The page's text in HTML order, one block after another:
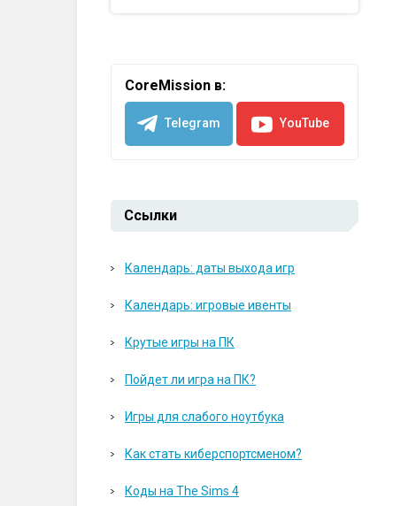
CoreMission в:
Telegram YouTube
Ссылки
Календарь: даты выхода игр
Календарь: игровые ивенты
Крутые игры на ПК
Пойдет ли игра на ПК?
Игры для слабого ноутбука
Как стать киберспортсменом?
Коды на The Sims 4